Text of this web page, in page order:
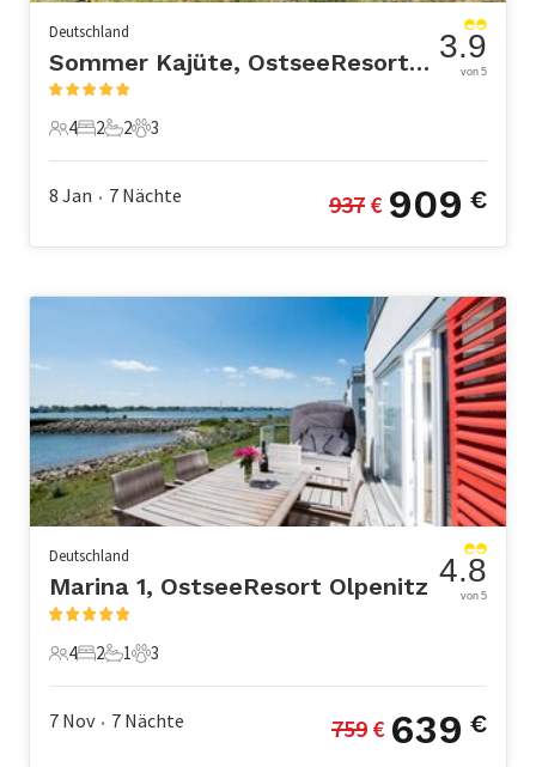
Deutschland
Sommer Kajüte, OstseeResort Olpenitz
4 Gäste
4
2 Schlafzimmer
2
2 Badezimmer
2
3 Haustiere
3
3.9
von 5
8 Jan • 7 Nächte 937 € 909 €
Deutschland
Marina 1, OstseeResort Olpenitz
4 Gäste
4
2 Schlafzimmer
2
1 Badezimmer
1
3 Haustiere
3
4.8
von 5
7 Nov • 7 Nächte 759 € 639 €